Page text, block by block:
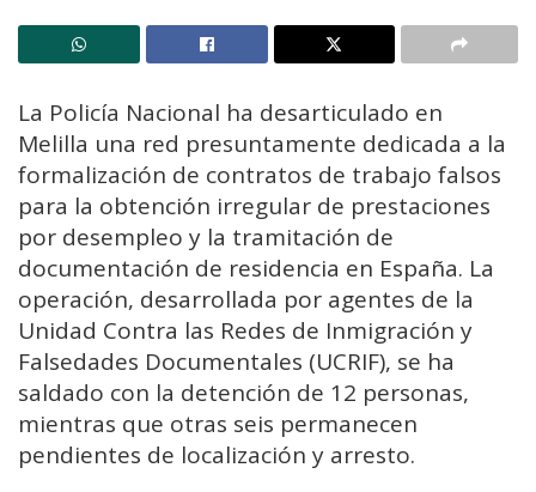
La Policía Nacional ha desarticulado en
Melilla una red presuntamente dedicada a la
formalización de contratos de trabajo falsos
para la obtención irregular de prestaciones
por desempleo y la tramitación de
documentación de residencia en España. La
operación, desarrollada por agentes de la
Unidad Contra las Redes de Inmigración y
Falsedades Documentales (UCRIF), se ha
saldado con la detención de 12 personas,
mientras que otras seis permanecen
pendientes de localización y arresto.